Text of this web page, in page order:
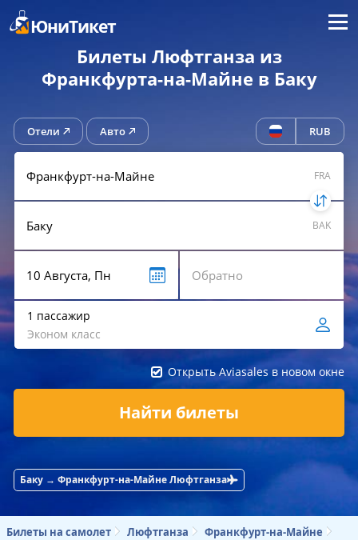
ЮниТикет Меню
Билеты Люфтганза из
Франкфурта-на-Майне в Баку
Отели Авто RUB
FRA
BAK
1 пассажир
Эконом класс
Открыть Aviasales в новом окне
Найти билеты
Баку → Франкфурт-на-Майне Люфтганза
Билеты на самолет Люфтганза
Франкфурт-на-Майне